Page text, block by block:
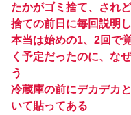
たかがゴミ捨て、され
捨ての前日に毎回説明
本当は始めの1、2回で
く予定だったのに、な
う
冷蔵庫の前にデカデカ
いて貼ってある